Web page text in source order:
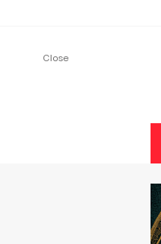
Close